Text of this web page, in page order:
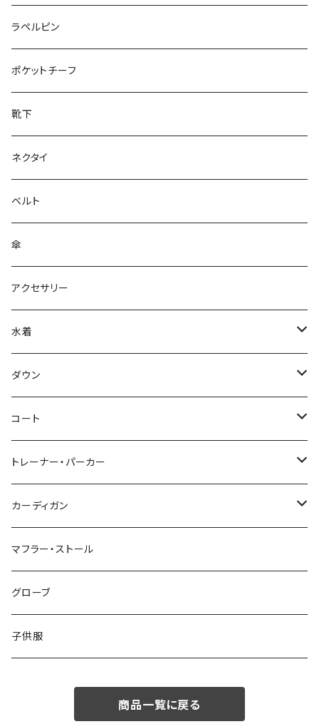
50/XL～
27cm～
28cm～
ラペルピン
ポケットチーフ
靴下
ネクタイ
ベルト
傘
アクセサリー
水着
～44/S
46/M
48/L
50/XL～
ダウン
～44/S
46/M
48/L
50/XL～
コート
～44/S
46/M
48/L
50/XL～
トレーナー・パーカー
～44/S
46/M
48/L
50/XL～
カーディガン
～44/S
46/M
48/L
マフラー・ストール
グローブ
子供服
商品一覧に戻る